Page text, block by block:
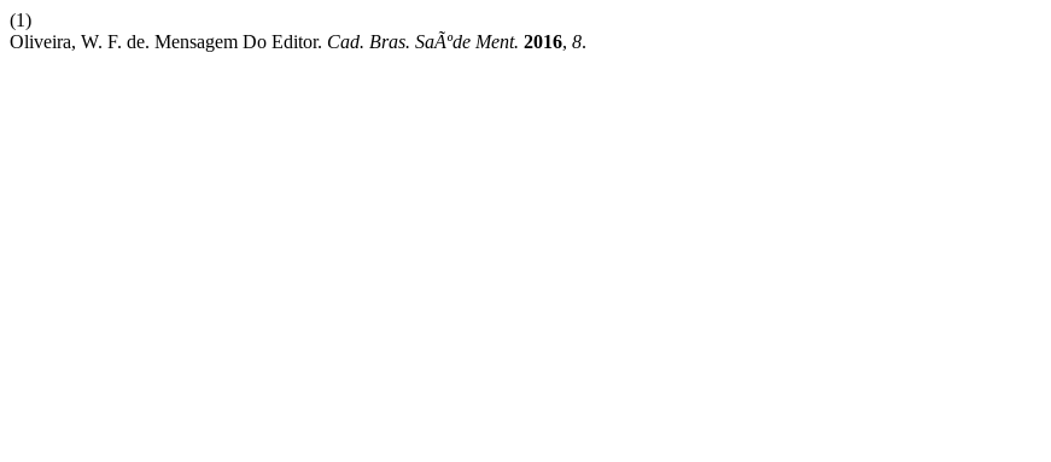
(1)
Oliveira, W. F. de. Mensagem Do Editor. Cad. Bras. SaÃºde Ment. 2016, 8.